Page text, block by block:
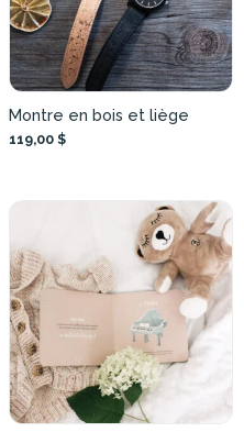
Montre en bois et liège
119,00 $